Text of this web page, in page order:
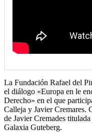
La Fundación Rafael del
el diálogo «Europa en le
Derecho» en el que
Calleja y Javier Cremares.
de Javier Cremades
Galaxia Guteberg.